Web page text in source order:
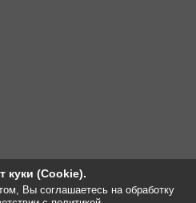
- Официальный дистрибьютор
куки (Cookie).
Вы соглашаетесь на обработку